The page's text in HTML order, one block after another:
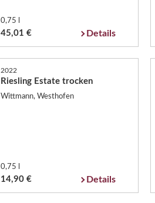
0,75 l
45,01 € Details
2022
Riesling Estate trocken
Wittmann, Westhofen
0,75 l
14,90 € Details